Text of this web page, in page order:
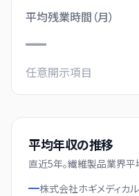
平均残業時間（月）
—
任意開示項目
平均年収の推移
直近5年。繊維製品業界平
株式会社ホギメディカル